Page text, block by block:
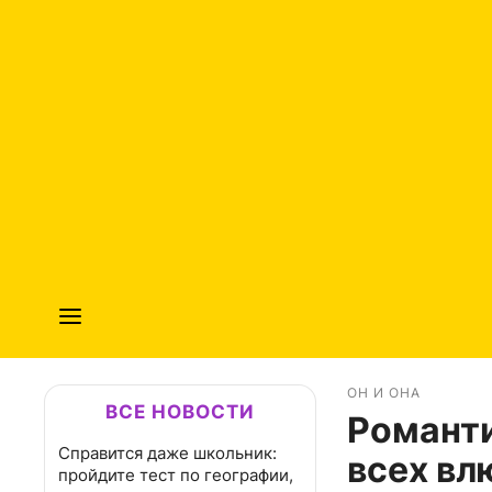
ВСЕ НОВОСТИ
Справится даже школьник:
пройдите тест по географии,
ОН И ОНА
всех